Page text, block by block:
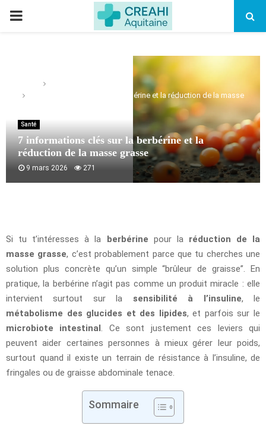
PRIMARY
7 informations clés sur la berbérine et la réduction de la masse
Santé
7 informations clés sur la berbérine et la
réduction de la masse grasse
9 mars 2026 271
Si tu t’intéresses à la berbérine pour la réduction de la
masse grasse, c’est probablement parce que tu cherches une
solution plus concrète qu’un simple “brûleur de graisse”. En
pratique, la berbérine n’agit pas comme un produit miracle : elle
intervient surtout sur la sensibilité à l’insuline, le
métabolisme des glucides et des lipides, et parfois sur le
microbiote intestinal . Ce sont justement ces leviers qui
peuvent aider certaines personnes à mieux gérer leur poids,
surtout quand il existe un terrain de résistance à l’insuline, de
fringales ou de graisse abdominale tenace.
Sommaire